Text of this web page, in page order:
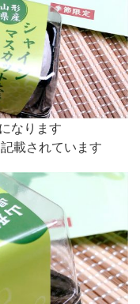
なります
載されています